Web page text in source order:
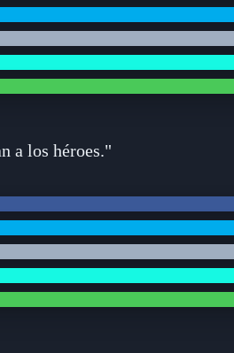
a los héroes."